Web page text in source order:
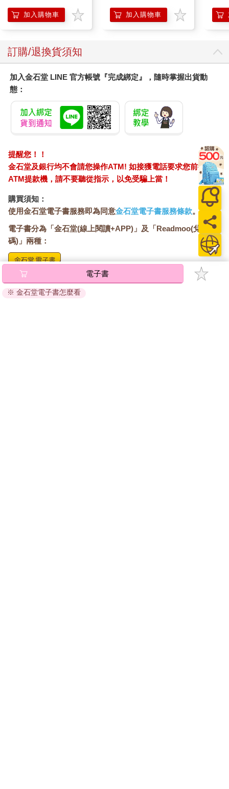
滋滋滋滋滋！
那是擁有鋼鐵外表的人影。只見一名傳說級星座滿身傷痕，被數
『這傢伙和你們一樣，選擇支持愚蠢的傳說。』
烏列爾愣愣地望著那名星座。
縱使素未謀面，但在見到祂的那一瞬間，烏列爾便明白了祂是
誰，甚至，烏列爾也曾用間接訊息和祂有過幾次交流。
［星座『鋼鐵的主人』在痛苦中蜷縮身體。］
鋼鐵的主人，祂正是李賢誠的背後星。
耳邊傳來拉的訕笑。
『明明乖乖待在奧茲就能安全無虞，但為了幫助那個愚昧的傳
『你在幹什麼──』
『你們沒有選擇。幫助我們，結束金獨子集團的故事，否
則⋯⋯』
拉說話的同時，束縛著鋼鐵的主人的光圈也開始收緊。
鋼鐵的主人痛苦地掙扎，拚命緊盯著烏列爾。
［星座『鋼鐵的主人』表示殺死自己毫無意義。］
［星座『鋼鐵的主人』高喊早已將自身傳說和名號傳承予其他存
在！］
眼見光圈越收越緊，烏列爾採取了行動。
隨即──
［星座『鋼鐵的主人』表示絕對不要背棄故事。］
喀吱吱吱！
鋼鐵的主人扭曲變形，傳說從祂的體內噴湧炸開。
堂堂傳說級星座，就這樣輕易地消散而逝。
加入購物車 加入購物車
訂購/退換貨須知
加入金石堂 LINE 官方帳號『完成綁定』，隨時掌握出貨動
態：
提醒您！！
金石堂及銀行均不會請您操作ATM! 如接獲電話要求您前往
ATM提款機，請不要聽從指示，以免受騙上當！
購買須知：
使用金石堂電子書服務即為同意金石堂電子書服務條款。
電子書分為「金石堂(線上閱讀+APP)」及「Readmoo(兌換
碼)」兩種：
將儲存於會員中心→電子書服務「我的e書櫃」，點選線上
閱讀直接開啟閱讀。
電子書
※ 金石堂電子書怎麼看